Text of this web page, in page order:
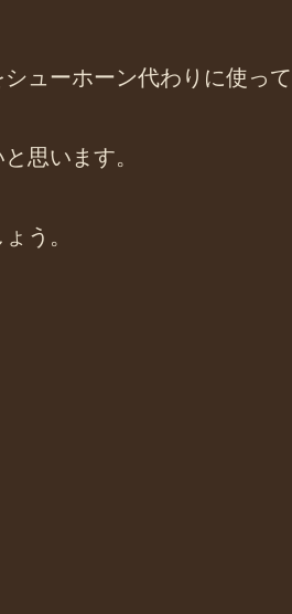
ューホーン代わりに使って
思います。
う。